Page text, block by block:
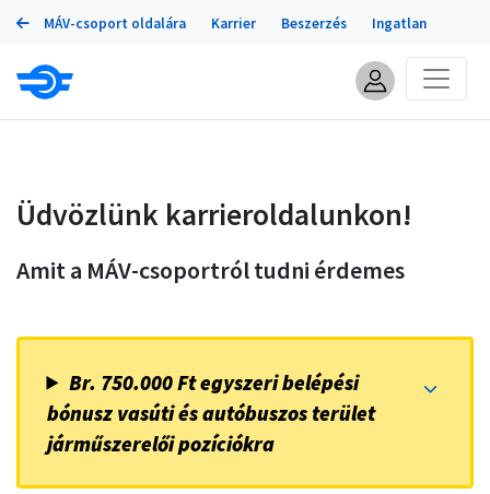
Ugrás
tartalomra
Portálok
MÁV-csoport oldalára Karrier Beszerzés Ingatlan
Üdvözlünk karrieroldalunkon!
Amit a MÁV-csoportról tudni érdemes
Br. 750.000 Ft egyszeri belépési
bónusz vasúti és autóbuszos terület
járműszerelői pozíciókra